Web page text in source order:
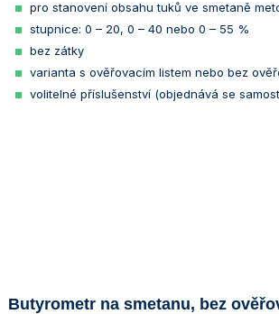
pro stanovení obsahu tuků ve smetaně
stupnice: 0 – 20, 0 – 40 nebo 0 – 55 %
bez zátky
varianta s ověřovacím listem nebo bez
volitelné příslušenství (objednává se
Butyrometr na smetanu, bez